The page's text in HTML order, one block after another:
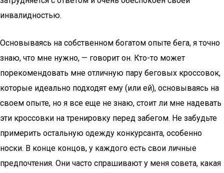
инвалидностью.
Основываясь на собственном богатом опыте бега, я точно
знаю, что мне нужно, — говорит он. Кто-то может
порекомендовать мне отличную пару беговых кроссовок,
которые идеально подходят ему (или ей), основываясь на
своем опыте, но я все еще не знаю, стоит ли мне надевать
эти кроссовки на тренировку перед забегом. Не забудьте
примерить остальную одежду конкурсанта, особенно
носки. В конце концов, у каждого есть свои личные
предпочтения. Они часто спрашивают у меня совета, какая